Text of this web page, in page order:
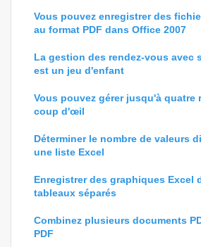
Vous pouvez enregistrer des
au format PDF dans Office 2007
La gestion des rendez-vous avec
est un jeu d'enfant
Vous pouvez gérer jusqu'à quatre
coup d'œil
Déterminer le nombre de valeurs
une liste Excel
Enregistrer des graphiques Excel
tableaux séparés
Combinez plusieurs documents
PDF